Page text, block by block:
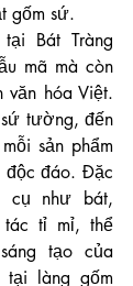
gốm sứ.
Bát Tràng
mã mà còn
văn hóa Việt.
tường, đến
sản phẩm
độc đáo. Đặc
cụ như bát,
tỉ mỉ, thể
tạo của
tại làng gốm